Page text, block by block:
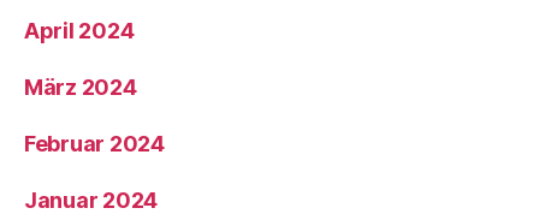
April 2024
März 2024
Februar 2024
Januar 2024